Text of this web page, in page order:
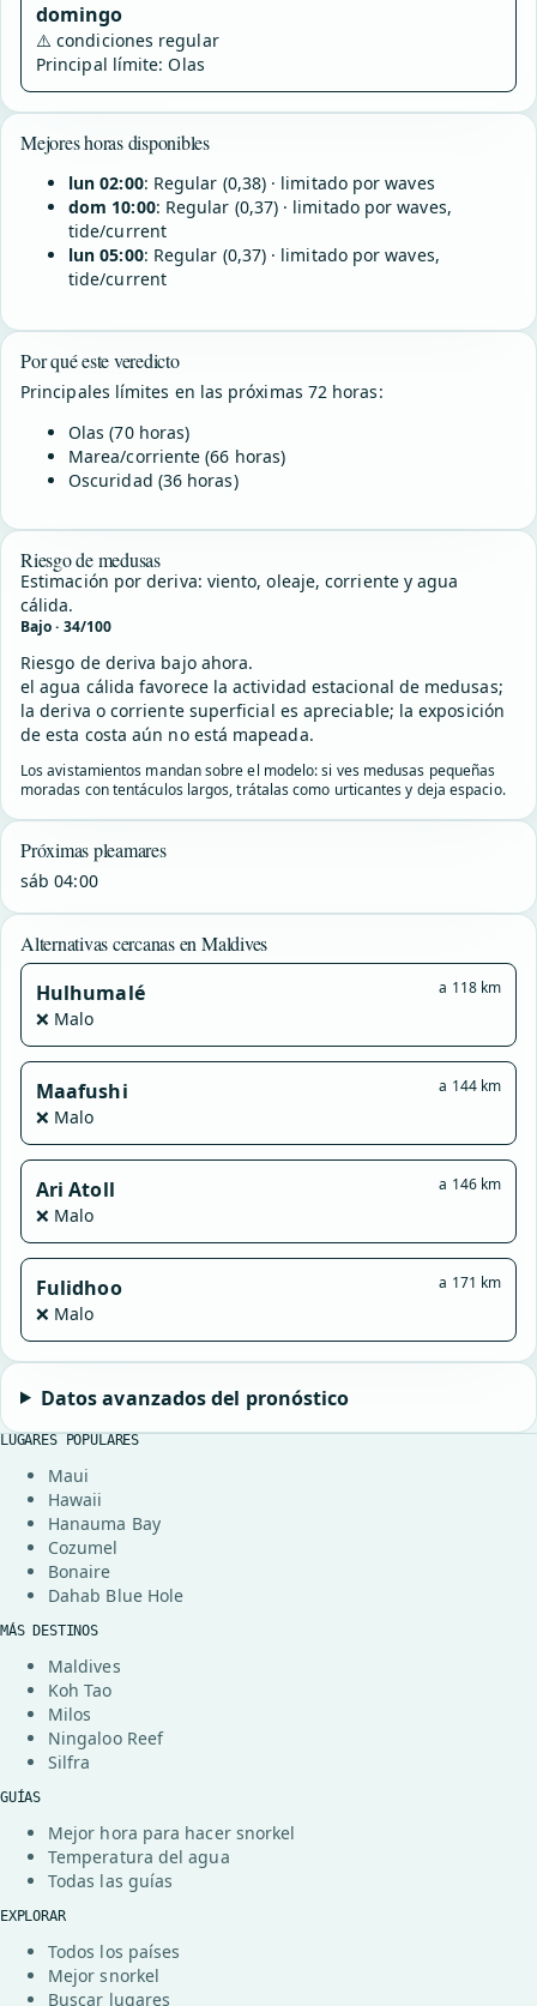
domingo
⚠️condiciones regular
Principal límite: Olas
Mejores horas disponibles
lun 02:00: Regular (0,38) · limitado por waves
dom 10:00: Regular (0,37) · limitado por waves,
tide/current
lun 05:00: Regular (0,37) · limitado por waves,
tide/current
Por qué este veredicto
Principales límites en las próximas 72 horas:
Olas (70 horas)
Marea/corriente (66 horas)
Oscuridad (36 horas)
Riesgo de medusas
Estimación por deriva: viento, oleaje, corriente y agua
cálida.
Bajo · 34/100
Riesgo de deriva bajo ahora.
el agua cálida favorece la actividad estacional de medusas;
la deriva o corriente superficial es apreciable; la exposición
de esta costa aún no está mapeada.
Los avistamientos mandan sobre el modelo: si ves medusas pequeñas
moradas con tentáculos largos, trátalas como urticantes y deja espacio.
Próximas pleamares
sáb 04:00
Alternativas cercanas en Maldives
Hulhumalé a 118 km
❌ Malo
Maafushi a 144 km
❌ Malo
Ari Atoll a 146 km
❌ Malo
Fulidhoo a 171 km
❌ Malo
Datos avanzados del pronóstico
LUGARES POPULARES
Maui
Hawaii
Hanauma Bay
Cozumel
Bonaire
Dahab Blue Hole
MÁS DESTINOS
Maldives
Koh Tao
Milos
Ningaloo Reef
Silfra
GUÍAS
Mejor hora para hacer snorkel
Temperatura del agua
Todas las guías
EXPLORAR
Todos los países
Mejor snorkel
Buscar lugares